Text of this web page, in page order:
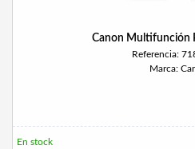
Canon Multifunción
Referencia:
Marca:
En stock